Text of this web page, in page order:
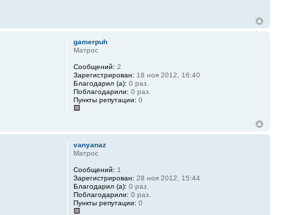
gamerpuh
Матрос
Сообщений: 2
Зарегистрирован: 18 ноя 2012, 16:40
Благодарил (а): 0 раз.
Поблагодарили: 0 раз.
Пункты репутации: 0
vanyanaz
Матрос
Сообщений: 1
Зарегистрирован: 28 ноя 2012, 15:44
Благодарил (а): 0 раз.
Поблагодарили: 0 раз.
Пункты репутации: 0